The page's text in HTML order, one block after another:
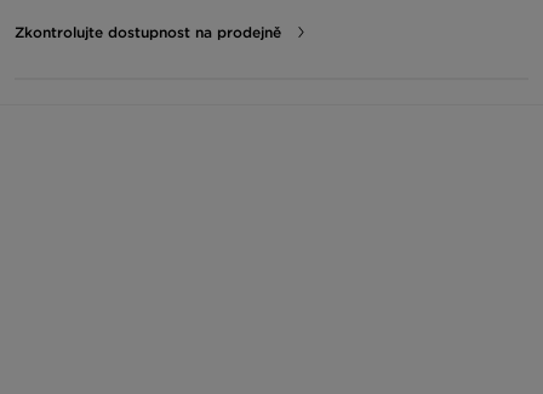
Zkontrolujte dostupnost na prodejně